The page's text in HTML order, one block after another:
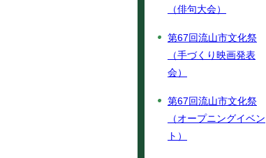
（俳句大会）
第67回流山市文化祭
（手づくり映画発表
会）
第67回流山市文化祭
（オープニングイベン
ト）